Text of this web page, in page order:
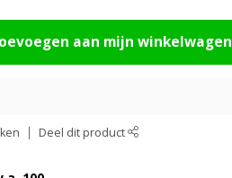
aan mijn winkelwagen
Deel dit product